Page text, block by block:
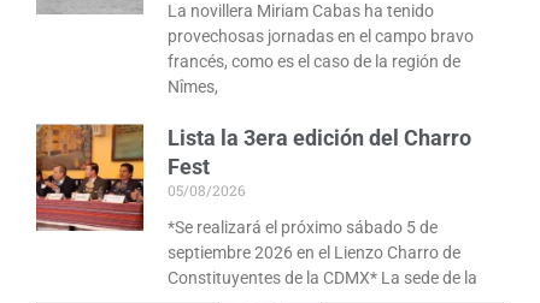
La novillera Miriam Cabas ha tenido
provechosas jornadas en el campo bravo
francés, como es el caso de la región de
Nîmes,
Lista la 3era edición del Charro
Fest
05/08/2026
*Se realizará el próximo sábado 5 de
septiembre 2026 en el Lienzo Charro de
Constituyentes de la CDMX* La sede de la